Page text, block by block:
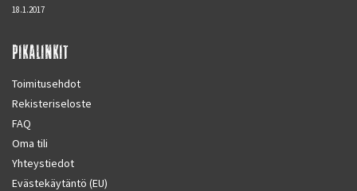
18.1.2017
PIKALINKIT
Toimitusehdot
Rekisteriseloste
FAQ
Oma tili
Yhteystiedot
Evästekäytäntö (EU)